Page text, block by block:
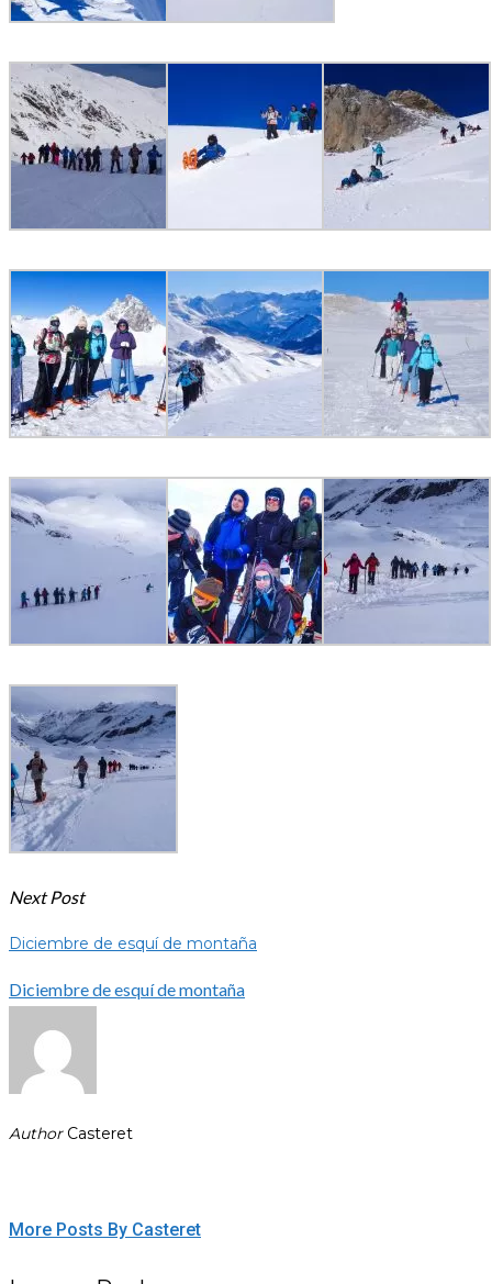
Next Post
Diciembre de esquí de montaña
Diciembre de esquí de montaña
AuthorCasteret
More Posts By Casteret